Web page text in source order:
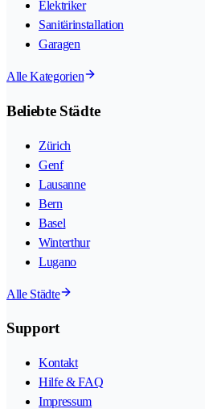
Elektriker
Sanitärinstallation
Garagen
Alle Kategorien
Beliebte Städte
Zürich
Genf
Lausanne
Bern
Basel
Winterthur
Lugano
Alle Städte
Support
Kontakt
Hilfe & FAQ
Impressum